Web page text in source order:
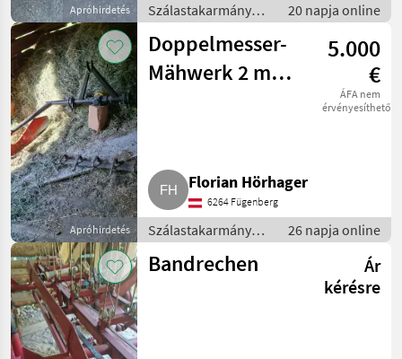
Apróhirdetés
Szálastakarmány
betakarítók / Hegyi
gépesítés
20 napja online
Apróhirdetés
Doppelmesser-
Mähwerk 2 m
5.000
€
ÁFA nem
érvényesíthető
Florian Hörhager
6264 Fügenberg
Szálastakarmány
betakarítók / Hegyi
gépesítés
26 napja online
Bandrechen
Ár
kérésre